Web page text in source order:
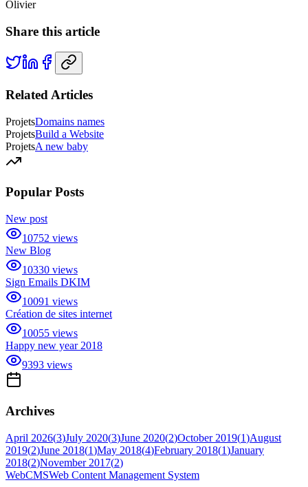
Olivier
Share this article
Related Articles
ProjetsDomains names
ProjetsBuild a Website
ProjetsA new baby
Popular Posts
New post
10752 views
New Blog
10330 views
Sign Emails DKIM
10091 views
Création de sites internet
10055 views
Happy new year 2018
9393 views
Archives
April 2026(3)July 2020(3)June 2020(2)October 2019(1)August
2019(2)June 2018(1)May 2018(4)February 2018(1)January
2018(2)November 2017(2)
WebCMSWeb Content Management System